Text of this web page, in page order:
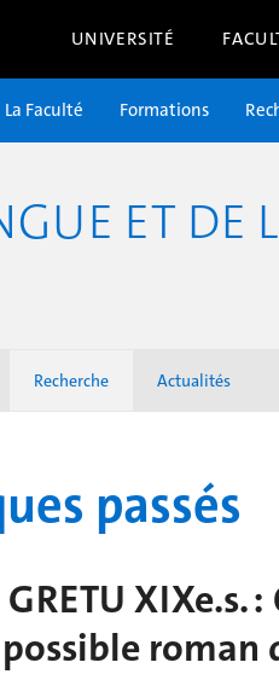
UNIVERSITÉ
La Faculté Formations
ET DE
Recherche Actualités
passés
XIXe.s.